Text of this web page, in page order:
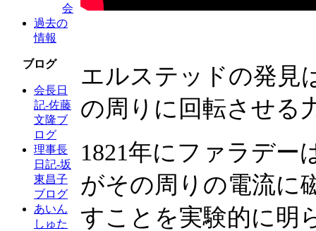
会
過去の
情報
ブログ
会長日
記-佐藤
文隆ブ
ログ
理事長
日記-坂
東昌子
ブログ
あいん
しゅた
エルステッドの発見
の周りに回転させる
1821年にファラデー
がその周りの電流に
すことを実験的に明